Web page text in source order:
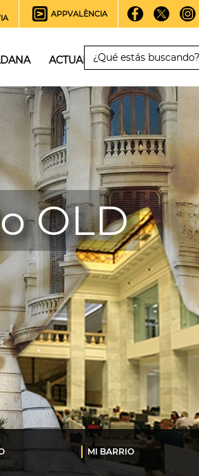
APPVALÈNCIA
ACTUALIDAD
OLD
MI BARRIO